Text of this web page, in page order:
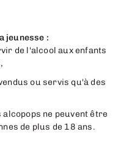
jeunesse :
de l'alcool aux enfants
ou servis qu'à des
ne peuvent être
de plus de 18 ans.